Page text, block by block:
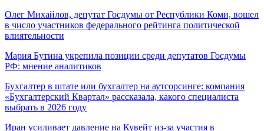
Олег Михайлов, депутат Госдумы от Республики Коми, вошел
в число участников федерального рейтинга политической
влиятельности
Мария Бутина укрепила позиции среди депутатов Госдумы
РФ: мнение аналитиков
Бухгалтер в штате или бухгалтер на аутсорсинге: компания
«Бухгалтерский Квартал» рассказала, какого специалиста
выбрать в 2026 году
Иран усиливает давление на Кувейт из-за участия в